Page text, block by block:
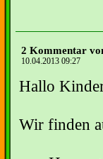
2 Kommentar
10.04.2013 09:27
Hallo
Wir finden